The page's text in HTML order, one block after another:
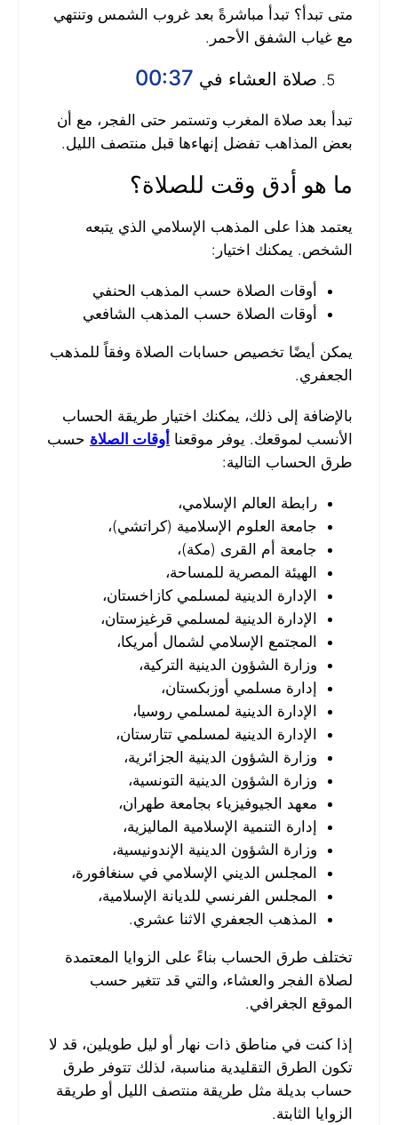
متى تبدأ؟ تبدأ مباشرةً بعد غروب الشمس وتنتهي
مع غياب الشفق الأحمر.
صلاة العشاء في 00:37
تبدأ بعد صلاة المغرب وتستمر حتى الفجر، مع أن
بعض المذاهب تفضل إنهاءها قبل منتصف الليل.
ما هو أدق وقت للصلاة؟
يعتمد هذا على المذهب الإسلامي الذي يتبعه
الشخص. يمكنك اختيار:
أوقات الصلاة حسب المذهب الحنفي
أوقات الصلاة حسب المذهب الشافعي
يمكن أيضًا تخصيص حسابات الصلاة وفقاً للمذهب
الجعفري.
بالإضافة إلى ذلك، يمكنك اختيار طريقة الحساب
الأنسب لموقعك. يوفر موقعنا أوقات الصلاة حسب
طرق الحساب التالية:
رابطة العالم الإسلامي،
جامعة العلوم الإسلامية (كراتشي)،
جامعة أم القرى (مكة)،
الهيئة المصرية للمساحة،
الإدارة الدينية لمسلمي كازاخستان،
الإدارة الدينية لمسلمي قرغيزستان،
المجتمع الإسلامي لشمال أمريكا،
وزارة الشؤون الدينية التركية،
إدارة مسلمي أوزبكستان،
الإدارة الدينية لمسلمي روسيا،
الإدارة الدينية لمسلمي تتارستان،
وزارة الشؤون الدينية الجزائرية،
وزارة الشؤون الدينية التونسية،
معهد الجيوفيزياء بجامعة طهران،
إدارة التنمية الإسلامية الماليزية،
وزارة الشؤون الدينية الإندونيسية،
المجلس الديني الإسلامي في سنغافورة،
المجلس الفرنسي للديانة الإسلامية،
المذهب الجعفري الاثنا عشري.
تختلف طرق الحساب بناءً على الزوايا المعتمدة
لصلاة الفجر والعشاء، والتي قد تتغير حسب
الموقع الجغرافي.
إذا كنت في مناطق ذات نهار أو ليل طويلين، قد لا
تكون الطرق التقليدية مناسبة، لذلك تتوفر طرق
حساب بديلة مثل طريقة منتصف الليل أو طريقة
الزوايا الثابتة.